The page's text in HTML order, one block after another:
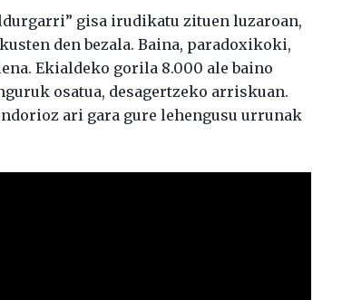
gisa irudikatu zituen luzaroan,
den bezala. Baina, paradoxikoki,
Ekialdeko gorila 8.000 ale baino
osatua, desagertzeko arriskuan.
ari gara gure lehengusu urrunak